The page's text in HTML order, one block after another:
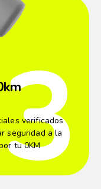
3
verificados
seguridad a la
tu 0KM